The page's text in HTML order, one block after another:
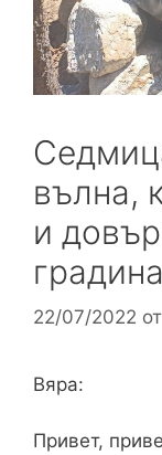
вълна,
и
22/07/2022 от
Вяра:
Привет,